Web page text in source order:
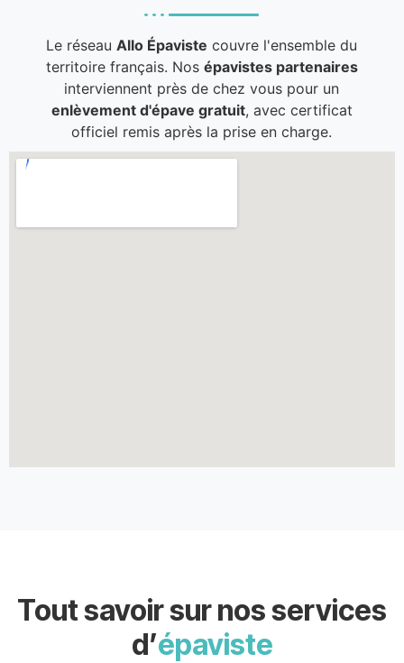
Le réseauAllo Épaviste couvre l'ensemble du
territoire français. Nos épavistes partenaires
interviennent près de chez vous pour un
enlèvement d'épave gratuit, avec certificat
officiel remis après la prise en charge.
Tout savoir sur nos services
d’épaviste